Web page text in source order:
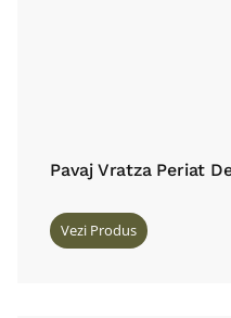
Pavaj Vratza Periat
Vezi Produs